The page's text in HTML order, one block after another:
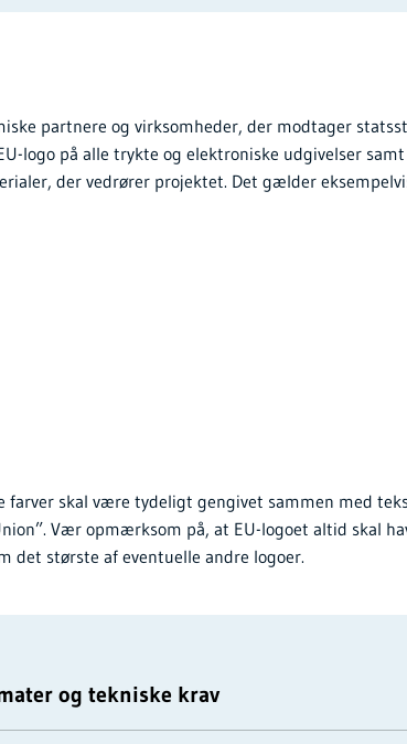
partnere og virksomheder, der modtager
logo på alle trykte og elektroniske udgivelser samt
der vedrører projektet. Det gælder
farver skal være tydeligt gengivet sammen med
Vær opmærksom på, at EU-logoet altid skal
det største af eventuelle andre logoer.
og tekniske krav